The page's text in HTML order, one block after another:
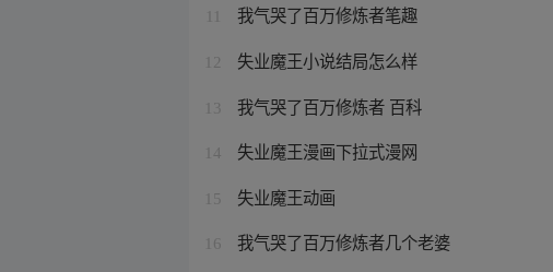
我气哭了百万修炼者笔趣
12 失业魔王小说结局怎么样
13 我气哭了百万修炼者 百科
14 失业魔王漫画下拉式漫网
15 失业魔王动画
16 我气哭了百万修炼者几个老婆